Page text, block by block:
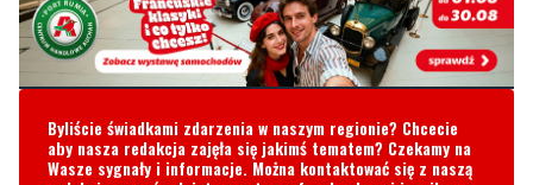
Byliście świadkami zdarzenia w naszym regionie? Chcecie
aby nasza redakcja zajęła się jakimś tematem? Czekamy na
Wasze sygnały i informacje. Można kontaktować się z naszą
redakcja@nadmorski24.plDyżurujemy także pod numerem
telefonu729 715 670.